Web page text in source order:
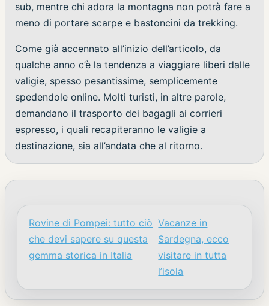
sub, mentre chi adora la montagna non potrà fare a
meno di portare scarpe e bastoncini da trekking.
Come già accennato all’inizio dell’articolo, da
qualche anno c’è la tendenza a viaggiare liberi dalle
valigie, spesso pesantissime, semplicemente
spedendole online. Molti turisti, in altre parole,
demandano il trasporto dei bagagli ai corrieri
espresso, i quali recapiteranno le valigie a
destinazione, sia all’andata che al ritorno.
Navigazione articoli
Rovine di Pompei: tutto ciò
che devi sapere su questa
gemma storica in Italia
Vacanze in
Sardegna, ecco
visitare in tutta
l’isola